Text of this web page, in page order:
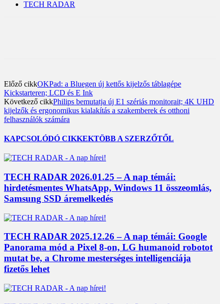
TECH RADAR
Előző cikkOKPad: a Bluegen új kettős kijelzős táblagépe
Kickstarteren; LCD és E Ink
Következő cikkPhilips bemutatja új E1 szériás monitorait; 4K UHD
kijelzők és ergonomikus kialakítás a szakemberek és otthoni
felhasználók számára
KAPCSOLÓDÓ CIKKEKTÖBB A SZERZŐTŐL
TECH RADAR 2026.01.25 – A nap témái:
hirdetésmentes WhatsApp, Windows 11 összeomlás,
Samsung SSD áremelkedés
TECH RADAR 2025.12.26 – A nap témái: Google
Panorama mód a Pixel 8-on, LG humanoid robotot
mutat be, a Chrome mesterséges intelligenciája
fizetős lehet